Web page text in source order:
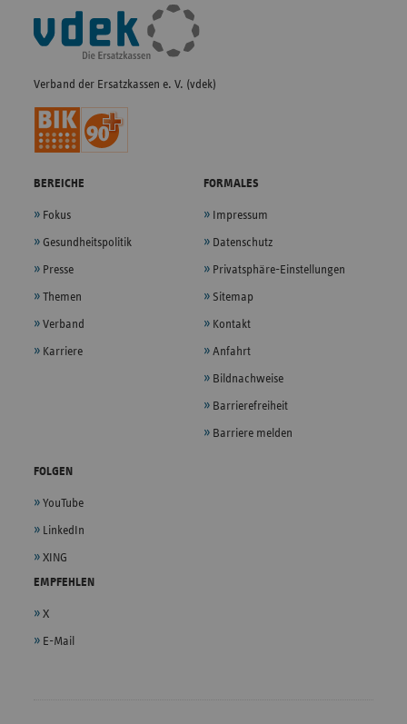
Fußleisten-
Navigation
Verband der Ersatzkassen e. V. (vdek)
BEREICHE
Fokus
Gesundheitspolitik
Presse
Themen
Verband
Karriere
FORMALES
Impressum
Datenschutz
Privatsphäre-Einstellungen
Sitemap
Kontakt
Anfahrt
Bildnachweise
Barrierefreiheit
Barriere melden
FOLGEN
YouTube
LinkedIn
XING
EMPFEHLEN
X
E-Mail